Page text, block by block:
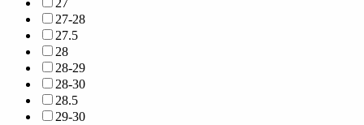
27
27-28
27.5
28
28-29
28-30
28.5
29-30